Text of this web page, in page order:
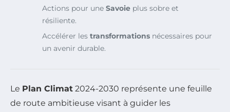
Actions pour une Savoie plus sobre et
résiliente.
Accélérer les transformations nécessaires pour
un avenir durable.
Le Plan Climat 2024-2030 représente une feuille
de route ambitieuse visant à guider les